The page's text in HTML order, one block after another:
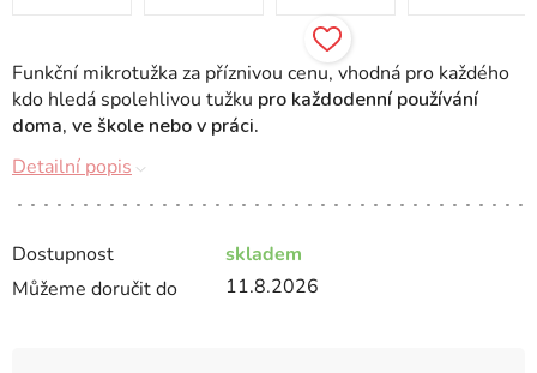
Dostupnost
skladem
Můžeme doručit do
11.8.2026
Funkční mikrotužka za příznivou cenu, vhodná pro každého
kdo hledá spolehlivou tužku pro každodenní používání
doma, ve škole nebo v práci.
Detailní popis